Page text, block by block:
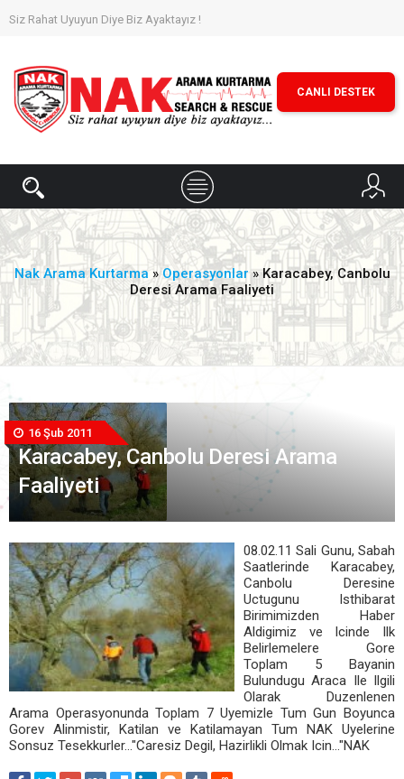
Siz Rahat Uyuyun Diye Biz Ayaktayız !
CANLI DESTEK
Nak Arama Kurtarma »Operasyonlar » Karacabey, Canbolu
Deresi Arama Faaliyeti
16 Şub 2011
Karacabey, Canbolu Deresi Arama
Faaliyeti
08.02.11 Sali Gunu, Sabah
Saatlerinde Karacabey,
Canbolu Deresine
Uctugunu Isthibarat
Birimimizden Haber
Aldigimiz ve Icinde Ilk
Belirlemelere Gore
Toplam 5 Bayanin
Bulundugu Araca Ile Ilgili
Olarak Duzenlenen
Arama Operasyonunda Toplam 7 Uyemizle Tum Gun Boyunca
Gorev Alinmistir, Katilan ve Katilamayan Tum NAK Uyelerine
Sonsuz Tesekkurler..."Caresiz Degil, Hazirlikli Olmak Icin..."NAK